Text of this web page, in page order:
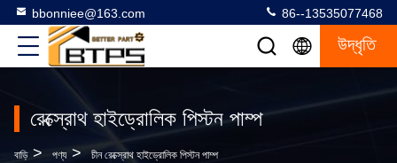
bbonniee@163.com 86--13535077468
উদ্ধৃতি
রেক্স্রোথ হাইড্রোলিক পিস্টন পাম্প
বাড়ি > পণ্য > চীন রেক্স্রোথ হাইড্রোলিক পিস্টন পাম্প